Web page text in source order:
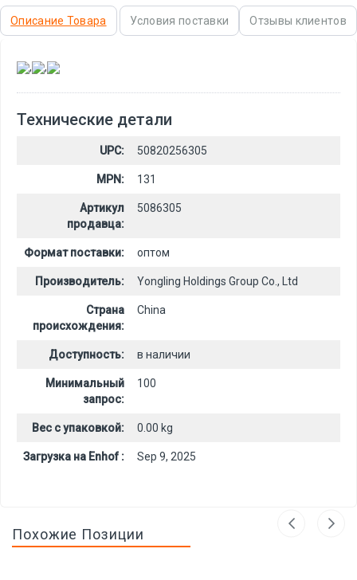
Описание Товара Условия поставки Отзывы клиентов
, ,
Технические детали
UPC: 50820256305
MPN: 131
Артикул
продавца:
5086305
Формат поставки: оптом
Производитель: Yongling Holdings Group Co., Ltd
Страна
происхождения:
China
Доступность: в наличии
Минимальный
запрос:
100
Вес с упаковкой: 0.00 kg
Загрузка на Enhof : Sep 9, 2025
Похожие Позиции